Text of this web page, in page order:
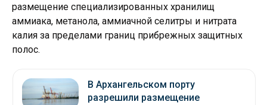
размещение специализированных хранилищ
аммиака, метанола, аммиачной селитры и нитрата
калия за пределами границ прибрежных защитных
полос.
В Архангельском порту
разрешили размещение